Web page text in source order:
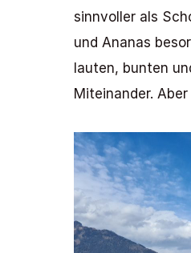
sinnvoller als
und Ananas
lauten, bunten
Miteinander.